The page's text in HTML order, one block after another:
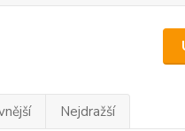
Nejdražší